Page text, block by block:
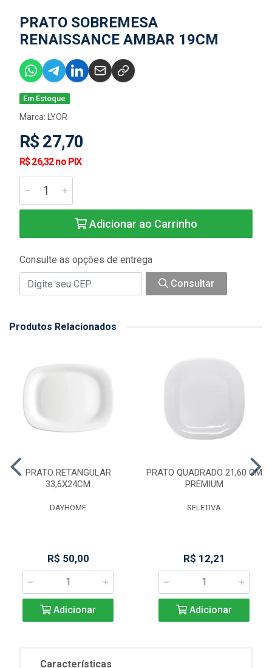
PRATO SOBREMESA
RENAISSANCE AMBAR 19CM
Em Estoque
Marca: LYOR
R$ 27,70
R$ 26,32 no PIX
Adicionar ao Carrinho
Consulte as opções de entrega
Consultar
Produtos Relacionados
PRATO RETANGULAR
33,6X24CM
DAYHOME
R$ 50,00
Adicionar
PRATO QUADRADO 21,60 CM
PREMIUM
SELETIVA
R$ 12,21
Adicionar
Características